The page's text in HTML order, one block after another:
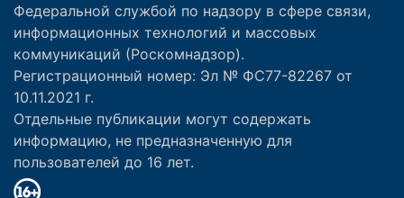
Федеральной службой по надзору в сфере связи,
информационных технологий и массовых
коммуникаций (Роскомнадзор).
Регистрационный номер: Эл № ФС77-82267 от
10.11.2021 г.
Отдельные публикации могут содержать
информацию, не предназначенную для
пользователей до 16 лет.